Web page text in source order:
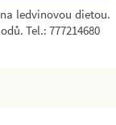
ledvinovou dietou.
Tel.: 777214680